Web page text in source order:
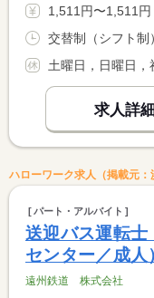
1,511円〜1,511円 ※フルタイム求人
土曜日，日曜日，
求人詳
ハローワーク求人（掲載元：
パート・アルバイト
送迎バス運転士
センター／成人
遠州鉄道 株式会社